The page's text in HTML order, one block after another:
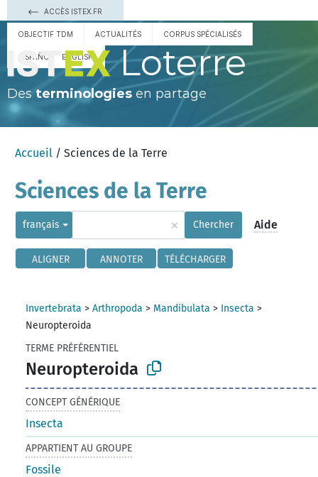
ACCÈS ISTEX.FR
OBJECTIF TDM ACTUALITÉS CORPUS SPÉCIALISÉS
ESPAÑOL ENGLISH Loterre
Des terminologies en partage
Accueil / Sciences de la Terre
Sciences de la Terre
français × Chercher Aide
ALIGNER ANNOTER TÉLÉCHARGER
Invertebrata >Arthropoda > Mandibulata > Insecta >
Neuropteroida
TERME PRÉFÉRENTIEL
Neuropteroida
CONCEPT GÉNÉRIQUE
Insecta
APPARTIENT AU GROUPE
Fossile